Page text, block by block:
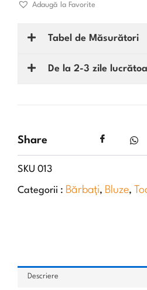
Adaugă la Favorite
Tabel de Măsurători
De la 2-3 zile
Share
SKU 013
Categorii : Bărbați, Bluze,
Descriere